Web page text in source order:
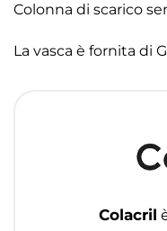
Colonna di scarico
La vasca è fornita di
Colacril